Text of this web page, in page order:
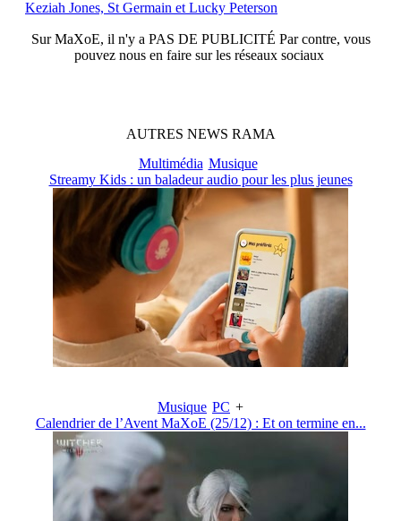
Keziah Jones, St Germain et Lucky Peterson
SurMaXoE, il n'y a PAS DE PUBLICITÉ Par contre, vous
pouvez nous en faire sur les réseaux sociaux
AUTRES NEWS RAMA
Multimédia Musique
Streamy Kids : un baladeur audio pour les plus jeunes
Musique PC +
Calendrier de l’Avent MaXoE (25/12) : Et on termine en...